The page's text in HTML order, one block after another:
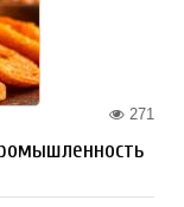
271